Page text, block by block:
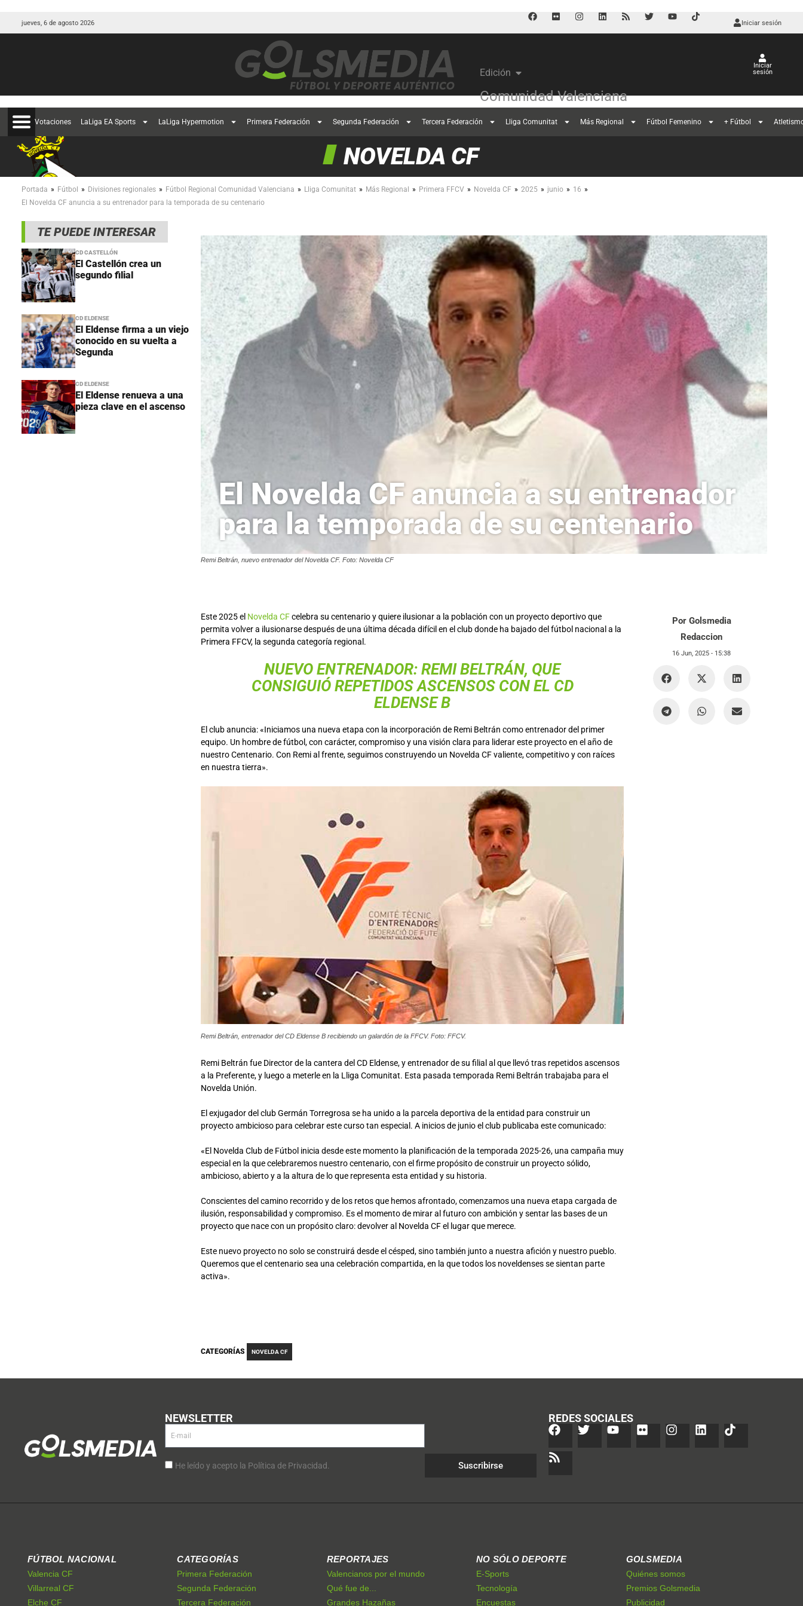
jueves, 6 de agosto 2026 Iniciar sesión
Edición
Comunidad Valenciana
Iniciar
sesión
Votaciones LaLiga EA Sports LaLiga Hypermotion Primera Federación Segunda Federación Tercera Federación Lliga Comunitat Más Regional Fútbol Femenino + Fútbol
NOVELDA CF
Portada » Fútbol » Divisiones regionales » Fútbol Regional Comunidad Valenciana » Lliga Comunitat » Más Regional » Primera FFCV » Novelda CF » 2025 » junio » 16 »
El Novelda CF anuncia a su entrenador para la temporada de su centenario
TE PUEDE INTERESAR
CD CASTELLÓN
El Castellón crea un
segundo filial
CD ELDENSE
El Eldense firma a un viejo
conocido en su vuelta a
Segunda
CD ELDENSE
El Eldense renueva a una
pieza clave en el ascenso
El Novelda CF anuncia a su entrenador
para la temporada de su centenario
Remi Beltrán, nuevo entrenador del Novelda CF. Foto: Novelda CF
Este 2025 el Novelda CFcelebra su centenario y quiere ilusionar a la población con un proyecto deportivo que
permita volver a ilusionarse después de una última década difícil en el club donde ha bajado del fútbol nacional a la
Primera FFCV, la segunda categoría regional.
NUEVO ENTRENADOR: REMI BELTRÁN, QUE
CONSIGUIÓ REPETIDOS ASCENSOS CON EL CD
ELDENSEB
El club anuncia: «Iniciamos una nueva etapa con la incorporación de Remi Beltrán como entrenador del primer
equipo. Un hombre de fútbol, con carácter, compromiso y una visión clara para liderar este proyecto en el año de
nuestro Centenario. Con Remi al frente, seguimos construyendo un Novelda CF valiente, competitivo y con raíces
en nuestra tierra».
Remi Beltrán, entrenador del CD Eldense B recibiendo un galardón de la FFCV. Foto: FFCV.
Remi Beltrán fue Director de la cantera del CD Eldense, y entrenador de su filial al que llevó tras repetidos ascensos
a la Preferente, y luego a meterle en la Lliga Comunitat. Esta pasada temporada Remi Beltrán trabajaba para el
Novelda Unión.
El exjugador del club Germán Torregrosa se ha unido a la parcela deportiva de la entidad para construir un
proyecto ambicioso para celebrar este curso tan especial. A inicios de junio el club publicaba este comunicado:
«El Novelda Club de Fútbol inicia desde este momento la planificación de la temporada 2025-26, una campaña muy
especial en la que celebraremos nuestro centenario, con el firme propósito de construir un proyecto sólido,
ambicioso, abierto y a la altura de lo que representa esta entidad y su historia.
Conscientes del camino recorrido y de los retos que hemos afrontado, comenzamos una nueva etapa cargada de
ilusión, responsabilidad y compromiso. Es el momento de mirar al futuro con ambición y sentar las bases de un
proyecto que nace con un propósito claro: devolver al Novelda CF el lugar que merece.
Este nuevo proyecto no solo se construirá desde el césped, sino también junto a nuestra afición y nuestro pueblo.
Queremos que el centenario sea una celebración compartida, en la que todos los noveldenses se sientan parte
activa».
Por Golsmedia
Redaccion
16 Jun, 2025 - 15:38
CATEGORÍAS NOVELDA CF
NEWSLETTER
He leído y acepto la Política de Privacidad. Suscribirse
REDES SOCIALES
FÚTBOL NACIONAL
Valencia CF
Villarreal CF
Elche CF
CATEGORÍAS
Primera Federación
Segunda Federación
Tercera Federación
REPORTAJES
Valencianos por el mundo
Qué fue de...
Grandes Hazañas
NO SÓLO DEPORTE
E-Sports
Tecnología
Encuestas
GOLSMEDIA
Quiénes somos
Premios Golsmedia
Publicidad